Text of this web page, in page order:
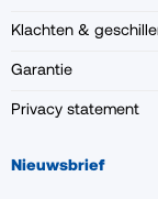
Klachten &
Garantie
Privacy statement
Nieuwsbrief